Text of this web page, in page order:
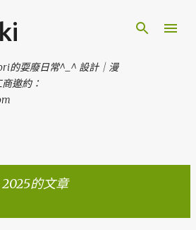
的耍廢日常^_^ 設計｜漫
邀約：
的文章